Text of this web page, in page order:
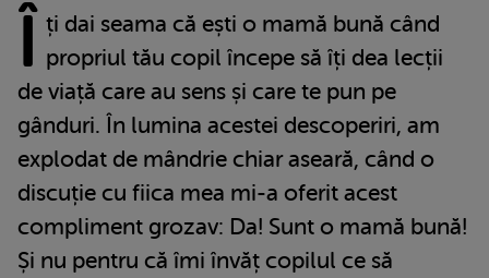
Î ți dai seama că ești o mamă bună când
propriul tău copil începe să îți dea lecții
de viață care au sens și care te pun pe
gânduri. În lumina acestei descoperiri, am
explodat de mândrie chiar aseară, când o
discuție cu fiica mea mi-a oferit acest
compliment grozav: Da! Sunt o mamă bună!
Și nu pentru că îmi învăț copilul ce să